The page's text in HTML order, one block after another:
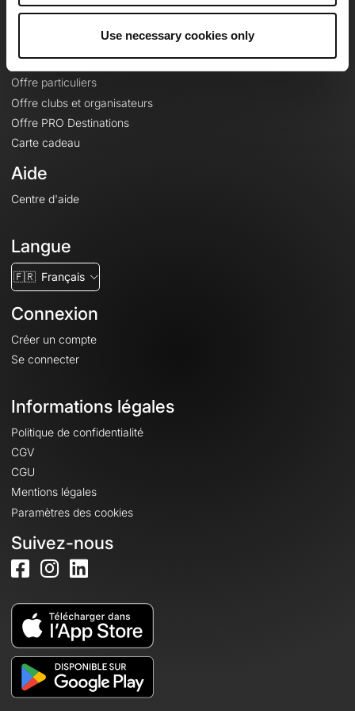
Use necessary cookies only
Offres
Fonds de cartes topographiques
Fonctionnalités
Offre particuliers
Offre clubs et organisateurs
Offre PRO Destinations
Carte cadeau
Aide
Centre d'aide
Langue
🇫🇷 Français
Connexion
Créer un compte
Se connecter
Informations légales
Politique de confidentialité
CGV
CGU
Mentions légales
Paramètres des cookies
Suivez-nous